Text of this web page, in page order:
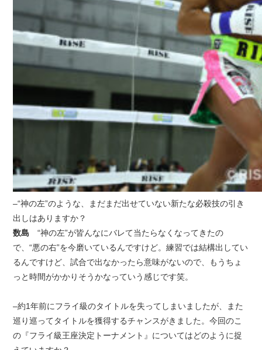
–“神の左”のような、まだまだ出せていない新たな必殺技の引き
出しはありますか？
数島 “神の左”が皆んなにバレて当たらなくなってきたの
で、“悪の右”を今磨いているんですけど。練習では結構出してい
るんですけど、試合で出なかったら意味がないので、もうちょ
っと時間がかかりそうかなっていう感じです笑。
–約1年前にフライ級のタイトルを失ってしまいましたが、また
巡り巡ってタイトルを獲得するチャンスがきました。今回のこ
の『フライ級王座決定トーナメント』についてはどのように捉